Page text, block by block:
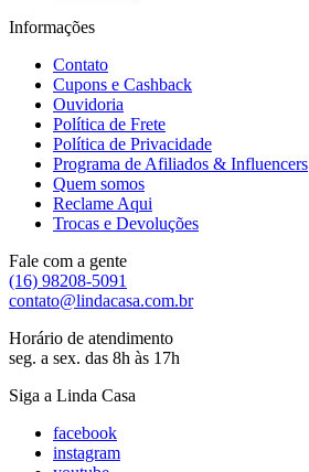
Informações
Contato
Cupons e Cashback
Ouvidoria
Política de Frete
Política de Privacidade
Programa de Afiliados & Influencers
Quem somos
Reclame Aqui
Trocas e Devoluções
Fale com a gente
(16) 98208-5091
contato@lindacasa.com.br
Horário de atendimento
seg. a sex. das 8h às 17h
Siga a Linda Casa
facebook
instagram